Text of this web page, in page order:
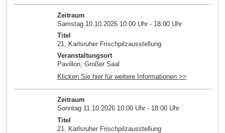
Zeitraum
Samstag 10.10.2026 10:00 Uhr - 18:00 Uhr
Titel
21. Karlsruher Frischpilzausstellung
Veranstaltungsort
Pavillon, Großer Saal
Klicken Sie hier für weitere Informationen >>
Zeitraum
Sonntag 11.10.2026 10:00 Uhr - 18:00 Uhr
Titel
21. Karlsruher Frischpilzausstellung